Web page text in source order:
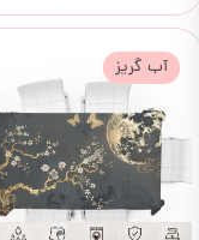
آب گریز